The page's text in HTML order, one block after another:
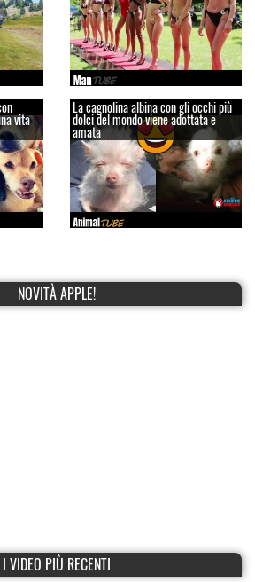
vita
La cagnolina albina con gli occhi più
dolci del mondo viene adottata e
amata
NOVITÀ APPLE!
I VIDEO PIÙ RECENTI